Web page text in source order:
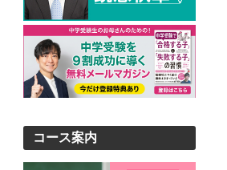
コース案内